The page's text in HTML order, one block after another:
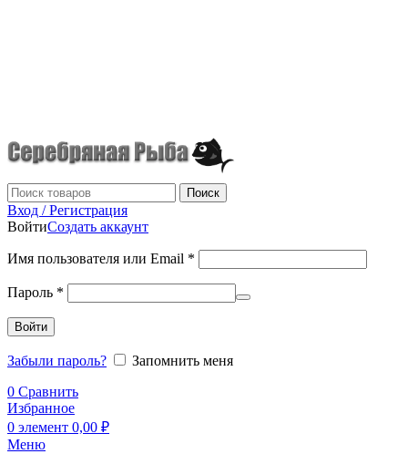
Поиск
Вход / Регистрация
ВойтиСоздать аккаунт
Имя пользователя или Email *
Пароль *
Войти
Забыли пароль?
Запомнить меня
0 Сравнить
Избранное
0 элемент 0,00 ₽
Меню